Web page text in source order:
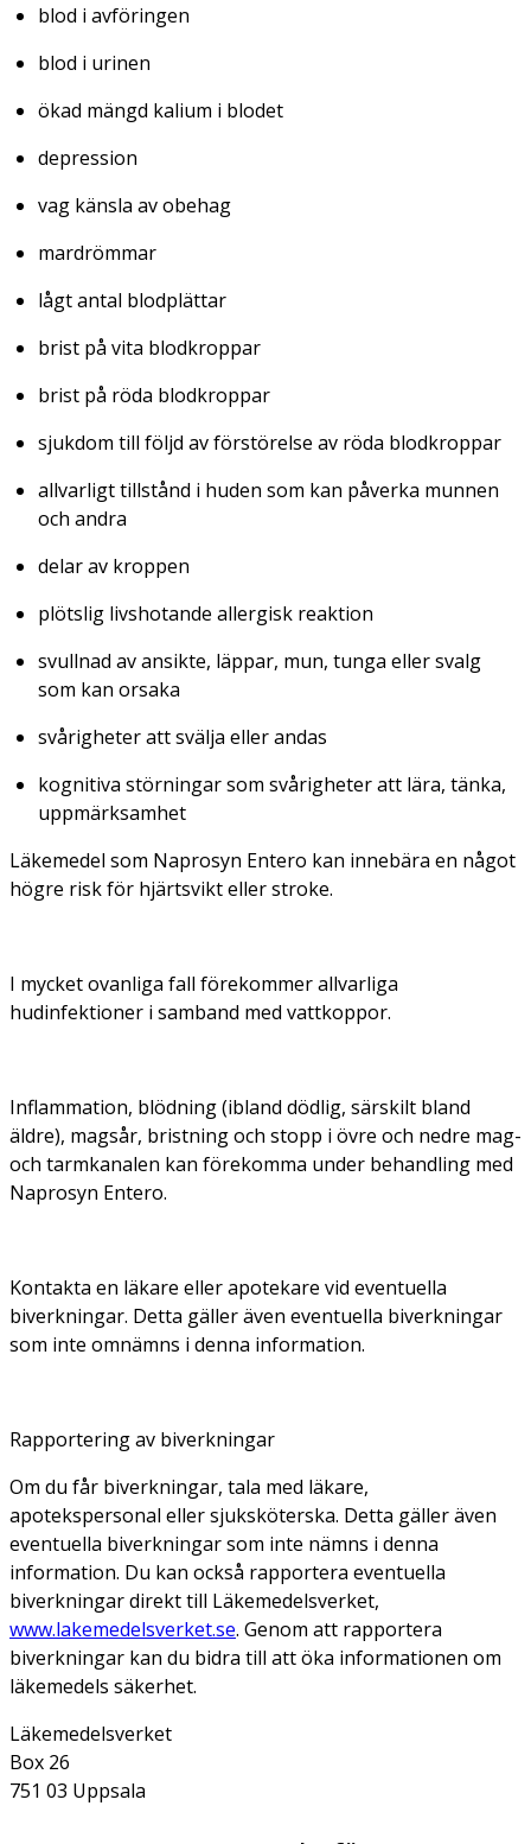
blod i avföringen
blod i urinen
ökad mängd kalium i blodet
depression
vag känsla av obehag
mardrömmar
lågt antal blodplättar
brist på vita blodkroppar
brist på röda blodkroppar
sjukdom till följd av förstörelse av röda blodkroppar
allvarligt tillstånd i huden som kan påverka munnen
och andra
delar av kroppen
plötslig livshotande allergisk reaktion
svullnad av ansikte, läppar, mun, tunga eller svalg
som kan orsaka
svårigheter att svälja eller andas
kognitiva störningar som svårigheter att lära, tänka,
uppmärksamhet
Läkemedel som Naprosyn Entero kan innebära en något
högre risk för hjärtsvikt eller stroke.
I mycket ovanliga fall förekommer allvarliga
hudinfektioner i samband med vattkoppor.
Inflammation, blödning (ibland dödlig, särskilt bland
äldre), magsår, bristning och stopp i övre och nedre mag-
och tarmkanalen kan förekomma under behandling med
Naprosyn Entero.
Kontakta en läkare eller apotekare vid eventuella
biverkningar. Detta gäller även eventuella biverkningar
som inte omnämns i denna information.
Rapportering av biverkningar
Om du får biverkningar, tala med läkare,
apotekspersonal eller sjuksköterska. Detta gäller även
eventuella biverkningar som inte nämns i denna
information. Du kan också rapportera eventuella
biverkningar direkt till Läkemedelsverket,
www.lakemedelsverket.se. Genom att rapportera
biverkningar kan du bidra till att öka informationen om
läkemedels säkerhet.
Läkemedelsverket
Box 26
751 03 Uppsala